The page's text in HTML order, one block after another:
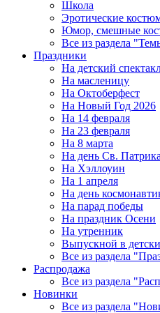
Школа
Эротические
Юмор, смешные
Все из раздела
Праздники
На детский
На масленицу
На Октоберфест
На Новый Год 2026
На 14 февраля
На 23 февраля
На 8 марта
На день Св. Патрика
На Хэллоуин
На 1 апреля
На день
На парад победы
На праздник Осени
На утренник
Выпускной в
Все из раздела
Распродажа
Все из раздела
Новинки
Все из раздела